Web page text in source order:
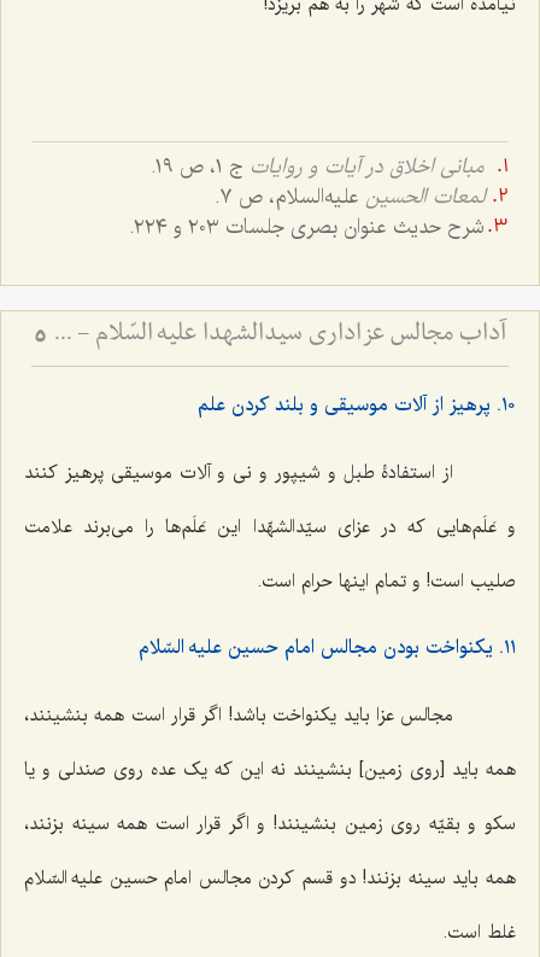
مبانی اخلاق در آیات و روایات ج ١، ص ١٩.
لمعات الحسین علیه‌السلام، ص ٧.
شرح حدیث عنوان بصری جلسات ٢٠٣ و ٢٢٤.
آداب مجالس عزاداری سیدالشهدا علیه السّلام - و دستورات بزرگان راجع به ماه‌های محرم و صفر 5
١٠. پرهیز از آلات موسیقی و بلند کردن علم
از استفادۀ طبل و شیپور و نی و آلات موسیقی پرهیز کنند
و عَلَم‌هایی که در عزای سیّدالشهّدا این عَلَم‌ها را می‌برند علامت
صلیب است! و تمام اینها حرام است.
١١. یکنواخت بودن مجالس امام حسین علیه السّلام
مجالس عزا باید یکنواخت باشد! اگر قرار است همه بنشینند،
همه باید [روی زمین] بنشینند نه این که یک عده روی صندلی و یا
سکو و بقیّه روی زمین بنشینند! و اگر قرار است همه سینه بزنند،
همه باید سینه بزنند! دو قسم کردن مجالس امام حسین علیه السّلام
غلط است.